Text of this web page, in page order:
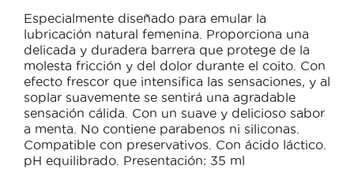
Especialmente diseñado para emular la
lubricación natural femenina. Proporciona una
delicada y duradera barrera que protege de la
molesta fricción y del dolor durante el coito. Con
efecto frescor que intensifica las sensaciones, y al
soplar suavemente se sentirá una agradable
sensación cálida. Con un suave y delicioso sabor
a menta. No contiene parabenos ni siliconas.
Compatible con preservativos. Con ácido láctico.
pH equilibrado. Presentación: 35 ml